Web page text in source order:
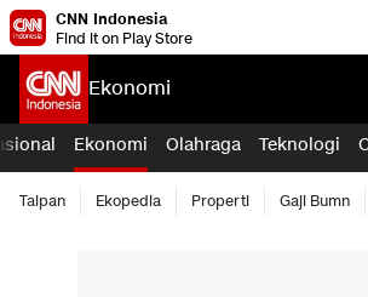
CNN Indonesia
Find it on Play Store
Ekonomi
Ekonomi Olahraga Teknologi
Taipan Ekopedia Properti Gaji Bumn